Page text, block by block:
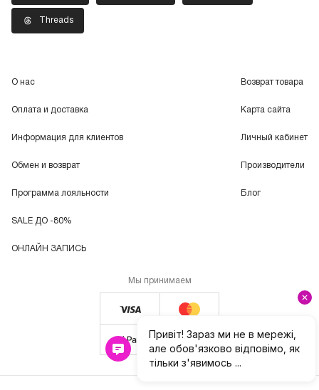
Threads
О нас
Оплата и доставка
Информация для клиентов
Обмен и возврат
Программа лояльности
SALE ДО -80%
ОНЛАЙН ЗАПИСЬ
Возврат товара
Карта сайта
Личный кабинет
Производители
Блог
Мы принимаем